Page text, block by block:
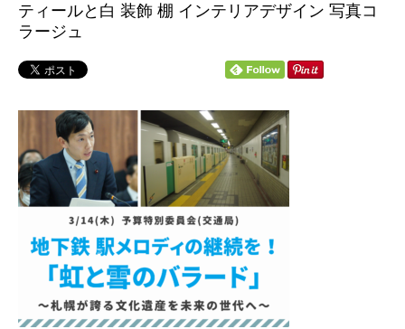
ティールと白 装飾 棚 インテリアデザイン 写真コ
ラージュ